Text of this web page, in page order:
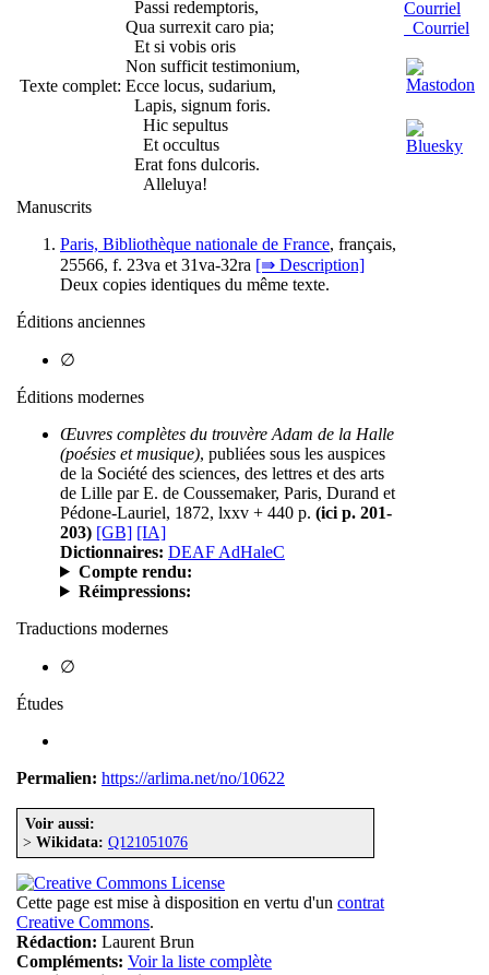
Texte complet:
Passi redemptoris,
Qua surrexit caro pia;
Et si vobis oris
Non sufficit testimonium,
Ecce locus, sudarium,
Lapis, signum foris.
Hic sepultus
Et occultus
Erat fons dulcoris.
Alleluya!
Manuscrits
Paris, Bibliothèque nationale de France, français,
25566, f. 23va et 31va-32ra [⇛ Description]
Deux copies identiques du même texte.
Éditions anciennes
∅
Éditions modernes
Œuvres complètes du trouvère Adam de la Halle
(poésies et musique), publiées sous les auspices
de la Société des sciences, des lettres et des arts
de Lille par E. de Coussemaker, Paris, Durand et
Pédone-Lauriel, 1872, lxxv + 440 p. (ici p. 201-
203) [GB] [IA]
Dictionnaires: DEAF AdHaleC
Compte rendu:
Réimpressions:
Traductions modernes
∅
Études
Permalien: https://arlima.net/no/10622
Voir aussi:
> Wikidata: Q121051076
Cette page est mise à disposition en vertu d'un contrat
Creative Commons.
Rédaction: Laurent Brun
Compléments: Voir la liste complète
Courriel